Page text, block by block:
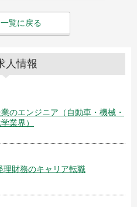
覧に戻る
人情報
のエンジニア（自動車・機械・
業界）
理財務のキャリア転職